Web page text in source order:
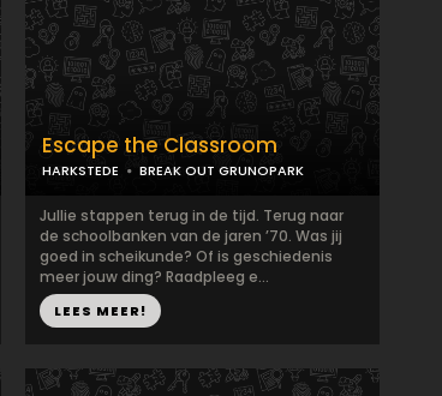
Escape the Classroom
HARKSTEDE BREAK OUT GRUNOPARK
Jullie stappen terug in de tijd. Terug naar
de schoolbanken van de jaren ’70. Was jij
goed in scheikunde? Of is geschiedenis
meer jouw ding? Raadpleeg e...
LEES MEER!